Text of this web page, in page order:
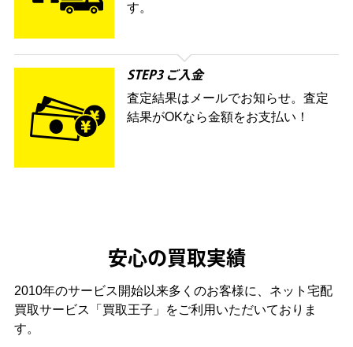
す。
STEP3 ご入金
査定結果はメールでお知らせ。査定
結果がOKなら金額をお支払い！
安心の買取実績
2010年のサービス開始以来多くのお客様に、 ネット宅配
買取サービス「買取王子」をご利用いただいておりま
す。